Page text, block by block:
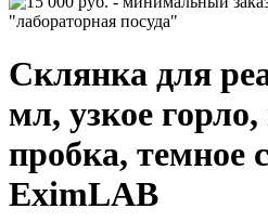
Склянка для
мл, узкое
пробка, темное
EximLAB